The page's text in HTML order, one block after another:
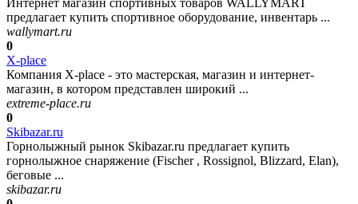
предлагает купить спортивное оборудование, инвентарь ...
wallymart.ru
0
X-place
Компания X-place - это мастерская, магазин и интернет-
магазин, в котором представлен широкий ...
extreme-place.ru
0
Skibazar.ru
Горнолыжный рынок Skibazar.ru предлагает купить
горнолыжное снаряжение (Fischer , Rossignol, Blizzard, Elan),
беговые ...
skibazar.ru